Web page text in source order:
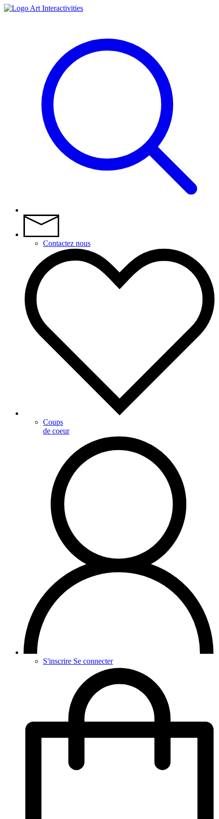
Art Interactivities
Contactez nous
Coups
de coeur
S'inscrire Se connecter